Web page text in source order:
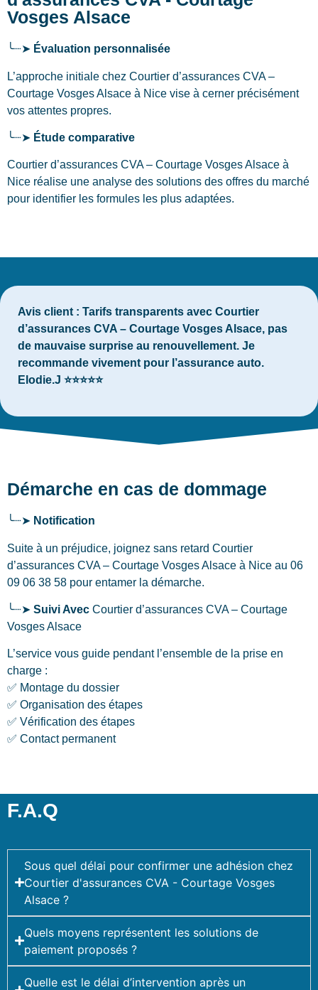
Vosges Alsace
╰┈➤ Évaluation personnalisée
L’approche initiale chez Courtier d’assurances CVA –
Courtage Vosges Alsace à Nice vise à cerner précisément
vos attentes propres.
╰┈➤ Étude comparative
Courtier d’assurances CVA – Courtage Vosges Alsace à
Nice réalise une analyse des solutions des offres du marché
pour identifier les formules les plus adaptées.
Avis client : Tarifs transparents avec Courtier
d’assurances CVA – Courtage Vosges Alsace, pas
de mauvaise surprise au renouvellement. Je
recommande vivement pour l’assurance auto.
Elodie.J ⭐⭐⭐⭐⭐
Démarche en cas de dommage
╰┈➤ Notification
Suite à un préjudice, joignez sans retard Courtier
d’assurances CVA – Courtage Vosges Alsace à Nice au 06
09 06 38 58 pour entamer la démarche.
╰┈➤ Suivi Avec Courtier d’assurances CVA – Courtage
Vosges Alsace
L’service vous guide pendant l’ensemble de la prise en
charge :
✅ Montage du dossier
✅ Organisation des étapes
✅ Vérification des étapes
✅ Contact permanent
F.A.Q
Sous quel délai pour confirmer une adhésion chez
Courtier d'assurances CVA - Courtage Vosges
Alsace ?
Quels moyens représentent les solutions de
paiement proposés ?
Quelle est le délai d’intervention après un